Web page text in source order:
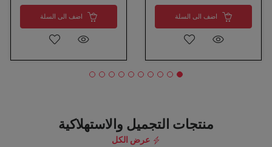
اضف الى السلة اضف الى السلة
منتجات التجميل والاستهلاكية
عرض الكل